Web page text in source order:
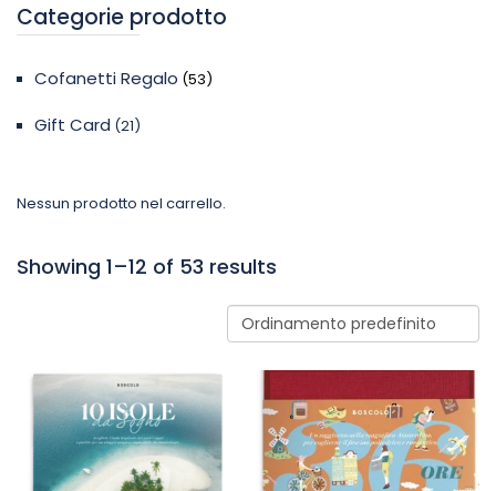
Categorie prodotto
Cofanetti Regalo (53)
Gift Card (21)
Nessun prodotto nel carrello.
Showing 1–12 of 53 results